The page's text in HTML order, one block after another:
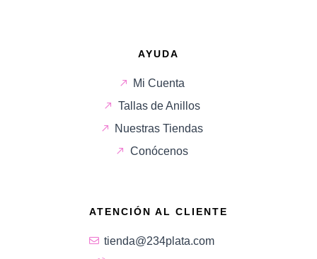
AYUDA
Mi Cuenta
Tallas de Anillos
Nuestras Tiendas
Conócenos
ATENCIÓN AL CLIENTE
tienda@234plata.com